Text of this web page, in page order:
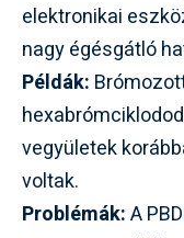
elektronikai
nagy égésgátló
Példák:
vegyületek
voltak.
Problémák:A